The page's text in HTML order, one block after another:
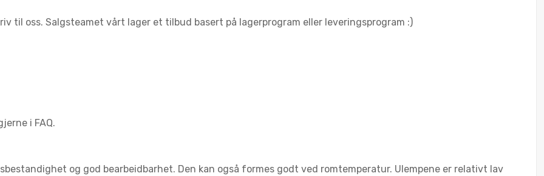
til oss. Salgsteamet vårt lager et tilbud basert på lagerprogram eller leveringsprogram :)
i FAQ.
og god bearbeidbarhet. Den kan også formes godt ved romtemperatur. Ulempene er relativt lav